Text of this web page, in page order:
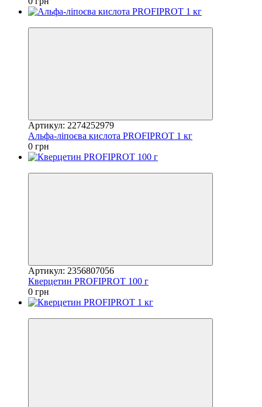
Артикул: 2274252979
Альфа-ліпоєва кислота PROFIPROT 1 кг
0 грн
Артикул: 2356807056
Кверцетин PROFIPROT 100 г
0 грн